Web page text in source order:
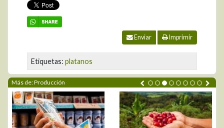
Enviar Imprimir
Etiquetas: platanos
Más de: Producción